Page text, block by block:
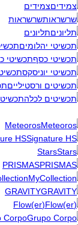
צמידים
שרשראות
תליונים
תכשיטי
Meteoros
HS
Stars
PRISMAS
GRAVITY
(Flow(er
Corpo